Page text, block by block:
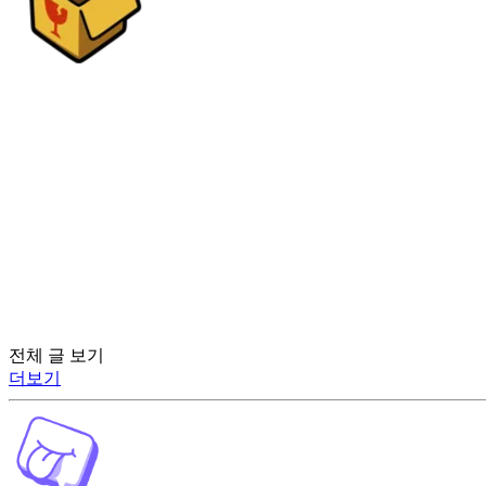
전체 글 보기
더보기